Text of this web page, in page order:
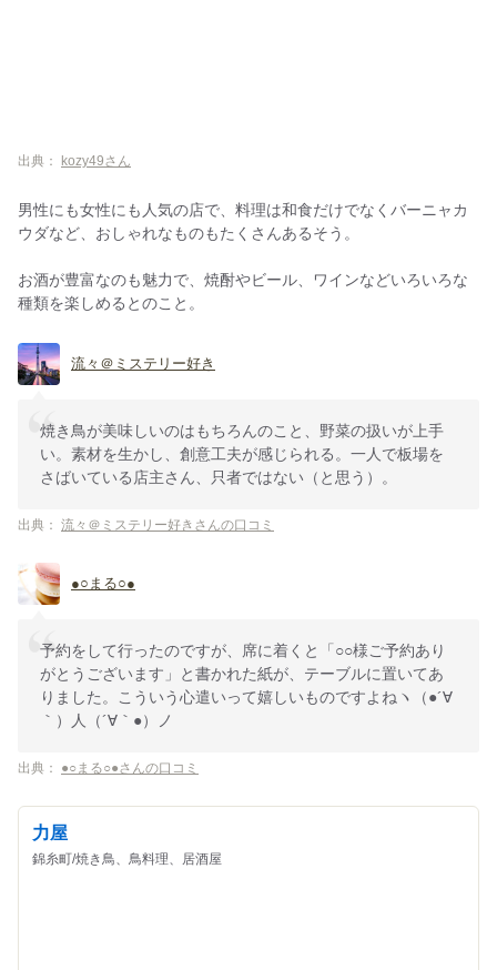
出典： kozy49さん
男性にも女性にも人気の店で、料理は和食だけでなくバーニャカ
ウダなど、おしゃれなものもたくさんあるそう。
お酒が豊富なのも魅力で、焼酎やビール、ワインなどいろいろな
種類を楽しめるとのこと。
流々＠ミステリー好き
焼き鳥が美味しいのはもちろんのこと、野菜の扱いが上手
い。素材を生かし、創意工夫が感じられる。一人で板場を
さばいている店主さん、只者ではない（と思う）。
出典： 流々＠ミステリー好きさんの口コミ
●○まる○●
予約をして行ったのですが、席に着くと「○○様ご予約あり
がとうございます」と書かれた紙が、テーブルに置いてあ
りました。こういう心遣いって嬉しいものですよねヽ（●´∀
｀）人（´∀｀●）ノ
出典： ●○まる○●さんの口コミ
力屋
錦糸町/焼き鳥、鳥料理、居酒屋